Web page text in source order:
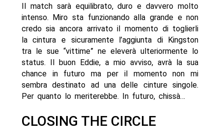
Il match sarà equilibrato, duro e davvero molto
intenso. Miro sta funzionando alla grande e non
credo sia ancora arrivato il momento di toglierli
la cintura e sicuramente l’aggiunta di Kingston
tra le sue “vittime” ne eleverà ulteriormente lo
status. Il buon Eddie, a mio avviso, avrà la sua
chance in futuro ma per il momento non mi
sembra destinato ad una delle cinture singole.
Per quanto lo meriterebbe. In futuro, chissà…
CLOSING THE CIRCLE